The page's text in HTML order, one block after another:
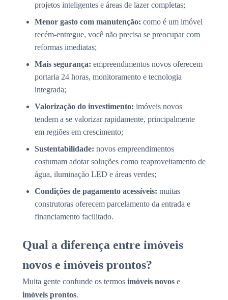
projetos inteligentes e áreas de lazer completas;
Menor gasto com manutenção: como é um imóvel
recém-entregue, você não precisa se preocupar com
reformas imediatas;
Mais segurança: empreendimentos novos oferecem
portaria 24 horas, monitoramento e tecnologia
integrada;
Valorização do investimento: imóveis novos
tendem a se valorizar rapidamente, principalmente
em regiões em crescimento;
Sustentabilidade: novos empreendimentos
costumam adotar soluções como reaproveitamento de
água, iluminação LED e áreas verdes;
Condições de pagamento acessíveis: muitas
construtoras oferecem parcelamento da entrada e
financiamento facilitado.
Qual a diferença entre imóveis
novos e imóveis prontos?
Muita gente confunde os termos imóveis novos e
imóveis prontos.